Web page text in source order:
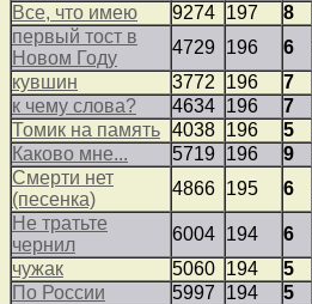
Все, что имею
9274 197 8
первый тост в
Новом Году
4729 196 6
кувшин
3772 196 7
к чему слова?
4634 196 7
Томик на память 4038 196 5
Каково мне...
5719 196 9
Смерти нет
(песенка)
4866 195 6
Не тратьте
чернил
6004 194 6
чужак
5060 194 5
По России
5997 194 5